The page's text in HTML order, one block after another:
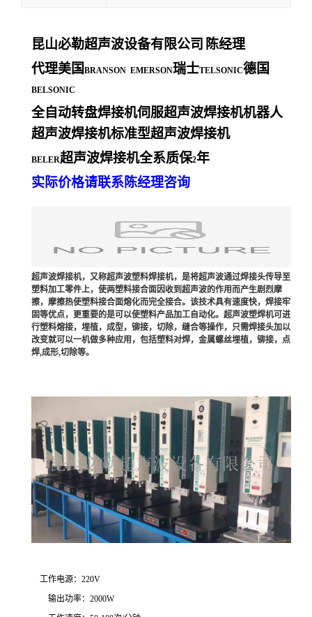
昆山必勒超声波设备有限公司 陈经理
代理美国 BRANSON EMERSON瑞士TELSONIC德国
BELSONIC
全自动转盘焊接机伺服超声波焊接机机器人
超声波焊接机标准型超声波焊接机
BELER超声波焊接机全系质保2年
实际价格请联系陈经理咨询
超声波焊接机，又称超声波塑料焊接机，是将超声波通过焊接头传导至
塑料加工零件上，使两塑料接合面因收到超声波的作用而产生剧烈摩
擦，摩擦热使塑料接合面熔化而完全接合。该技术具有速度快，焊接牢
固等优点，更重要的是可以使塑料产品加工自动化。超声波塑焊机可进
行塑料熔接，埋植，成型，铆接，切除，缝合等操作，只需焊接头加以
改变就可以一机做多种应用，包括塑料对焊，金属螺丝埋植，铆接，点
焊,成形,切除等。
工作电源：220V
输出功率：2000W